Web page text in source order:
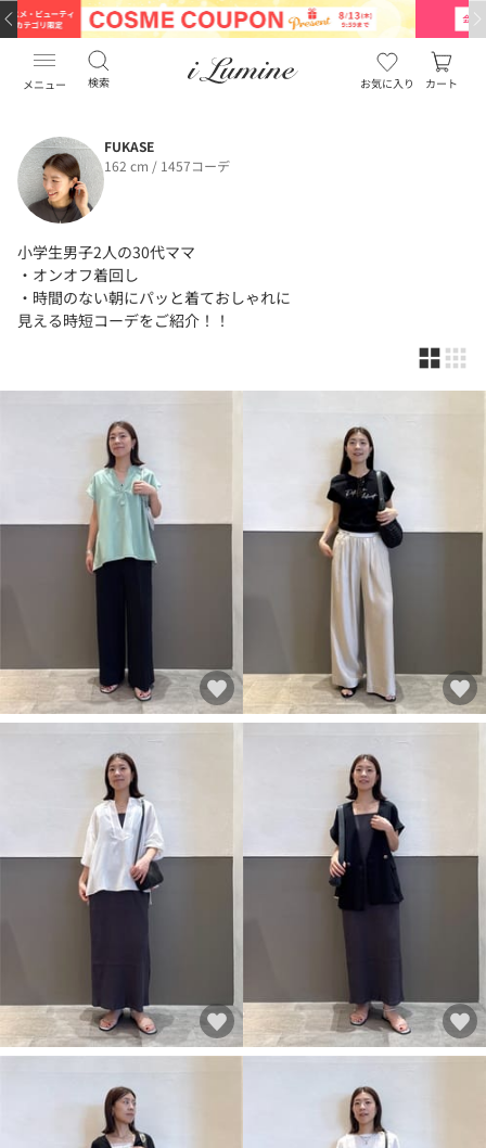
メニュー 検索 お気に入り カート
FUKASE
162 cm / 1457コーデ
小学生男子2人の30代ママ
・オンオフ着回し
・時間のない朝にパッと着ておしゃれに
見える時短コーデをご紹介！！